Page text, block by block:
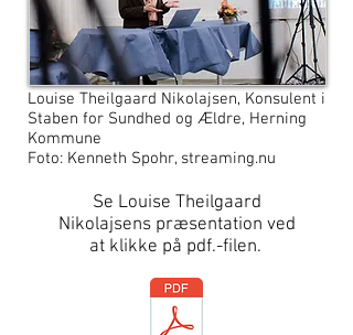
Louise Theilgaard Nikolajsen, Konsulent i
Staben for Sundhed og Ældre, Herning
Kommune
Foto: Kenneth Spohr, streaming.nu
Se Louise Theilgaard
Nikolajsens præsentation ved
at klikke på pdf.-filen.